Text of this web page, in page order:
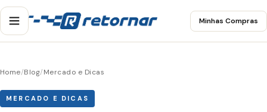
Minhas Compras
Home/Blog/Mercado e Dicas
MERCADO E DICAS